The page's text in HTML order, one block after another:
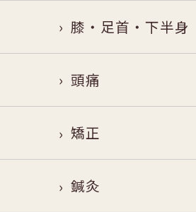
膝・足首・下半身
頭痛
矯正
鍼灸